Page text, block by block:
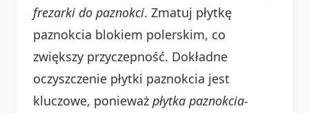
frezarki do paznokci. Zmatuj płytkę
paznokcia blokiem polerskim, co
zwiększy przyczepność. Dokładne
oczyszczenie płytki paznokcia jest
kluczowe, ponieważ płytka paznokcia-